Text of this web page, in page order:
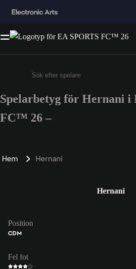
Ange minst 3 tecken eller
Spelarbetyg för Hernani i
FC™ 26 –
Hem Hernani
Hernani
Position
CDM
Fel fot